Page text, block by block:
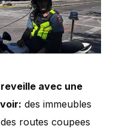
avec une
des immeubles
routes coupees